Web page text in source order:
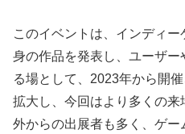
このイベントは、インディ
身の作品を発表し、ユーザ
る場として、2023年から開
拡大し、今回はより多くの
外からの出展者も多く、ゲ